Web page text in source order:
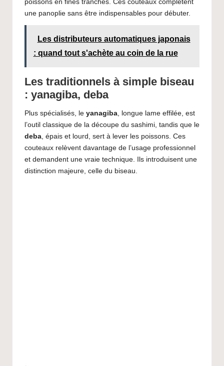
poissons en fines tranches. Ces couteaux complètent
une panoplie sans être indispensables pour débuter.
Les distributeurs automatiques japonais
: quand tout s'achète au coin de la rue
Les traditionnels à simple biseau
: yanagiba, deba
Plus spécialisés, le yanagiba , longue lame effilée, est
l’outil classique de la découpe du sashimi, tandis que le
deba , épais et lourd, sert à lever les poissons. Ces
couteaux relèvent davantage de l’usage professionnel
et demandent une vraie technique. Ils introduisent une
distinction majeure, celle du biseau.